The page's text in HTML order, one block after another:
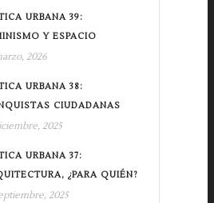
URBANA 39:
Y ESPACIO
2026
URBANA 38:
CIUDADANAS
2025
URBANA 37:
¿PARA QUIÉN?
2025